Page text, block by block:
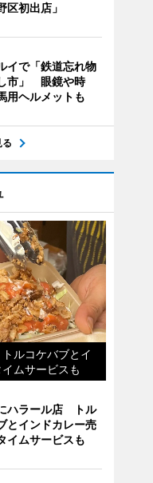
区初出店」
イで「鉄道忘れ物
市」 眼鏡や時
用ヘルメットも
る
ルコケバブとイ
ムサービスも
ハラール店 トル
とインドカレー売
イムサービスも